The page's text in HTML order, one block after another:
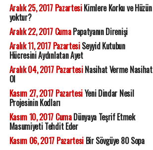
Aralık 25, 2017 PazartesiKimlere Korku ve Hüzün
yoktur?
Aralık 22, 2017 CumaPapatyanın Direnişi
Aralık 11, 2017 PazartesiSeyyid Kutubun
Hücresini Aydınlatan Ayet
Aralık 04, 2017 PazartesiNasihat Verme Nasihat
Ol
Kasım 27, 2017 PazartesiYeni Dindar Nesil
Projesinin Kodları
Kasım 10, 2017 CumaDünyaya Teşrif Etmek
Masumiyeti Tehdit Eder
Kasım 06, 2017 PazartesiBir Sövgüye 80 Sopa